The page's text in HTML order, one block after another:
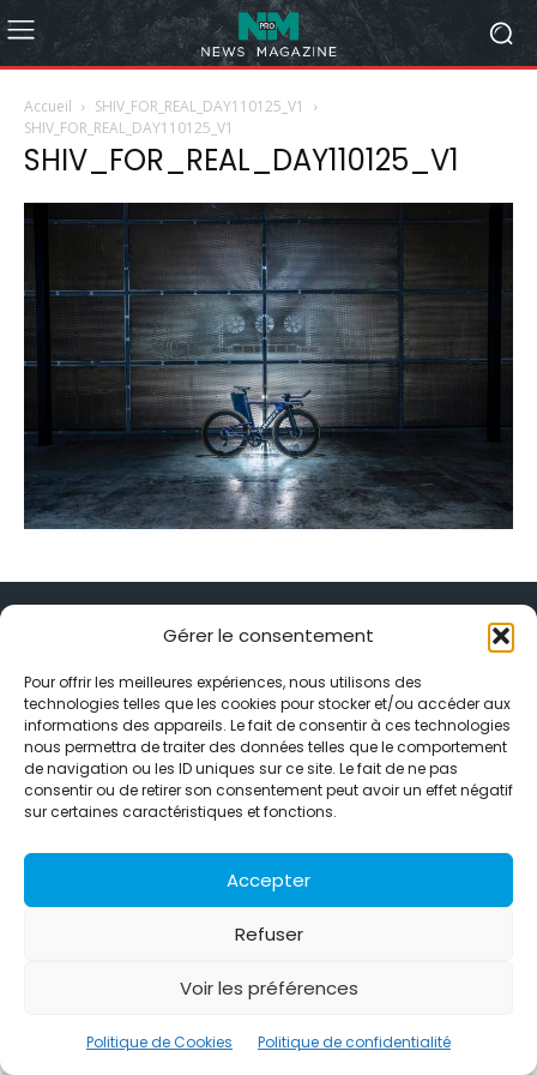
Gérer le consentement
Pour offrir les meilleures expériences, nous utilisons des
technologies telles que les cookies pour stocker et/ou accéder aux
informations des appareils. Le fait de consentir à ces technologies
nous permettra de traiter des données telles que le comportement
de navigation ou les ID uniques sur ce site. Le fait de ne pas
consentir ou de retirer son consentement peut avoir un effet négatif
sur certaines caractéristiques et fonctions.
Accepter
Refuser
Voir les préférences
Politique de Cookies Politique de confidentialité
Accueil
SHIV_FOR_REAL_DAY110125_V1
SHIV_FOR_REAL_DAY110125_V1
SHIV_FOR_REAL_DAY110125_V1
Alternative Média est une agence de relations presse et de
relations publiques basée à Grenoble. Depuis 1995, elle conçoit et
pilote des stratégies de visibilité en France et à l’international
grâce à un réseau d’agences partenaires.
Contactez-nous : info@alternativemedia.fr
© Copyright - Alternative Média
2026